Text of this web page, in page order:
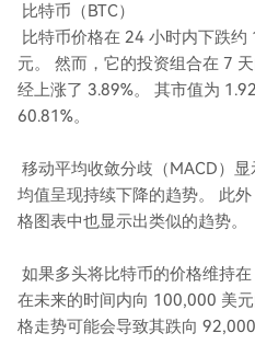
比特币（BTC）
比特币价格在 24 小时内下跌
元。 然而，它的投资组合在 7
经上涨了 3.89%。 其市值为
60.81%。
移动平均收敛分歧（MACD）
均值呈现持续下降的趋势。 此
格图表中也显示出类似的趋势。
如果多头将比特币的价格维持
在未来的时间内向 100,000 美
格走势可能会导致其跌向 92,000